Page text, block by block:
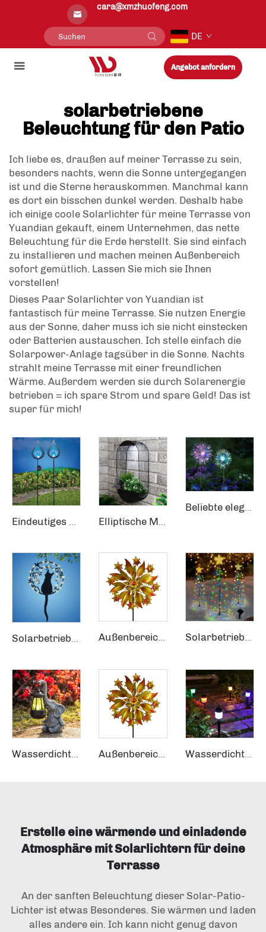
cara@xmzhuofeng.com
DE
Angebot anfordern
solarbetriebene
Beleuchtung für den Patio
Ich liebe es, draußen auf meiner Terrasse zu sein,
besonders nachts, wenn die Sonne untergegangen
ist und die Sterne herauskommen. Manchmal kann
es dort ein bisschen dunkel werden. Deshalb habe
ich einige coole Solarlichter für meine Terrasse von
Yuandian gekauft, einem Unternehmen, das nette
Beleuchtung für die Erde herstellt. Sie sind einfach
zu installieren und machen meinen Außenbereich
sofort gemütlich. Lassen Sie mich sie Ihnen
vorstellen!
Dieses Paar Solarlichter von Yuandian ist
fantastisch für meine Terrasse. Sie nutzen Energie
aus der Sonne, daher muss ich sie nicht einstecken
oder Batterien austauschen. Ich stelle einfach die
Solarpower-Anlage tagsüber in die Sonne. Nachts
strahlt meine Terrasse mit einer freundlichen
Wärme. Außerdem werden sie durch Solarenergie
betrieben = ich spare Strom und spare Geld! Das ist
super für mich!
Eindeutiges Flammen-Design Solarbetriebene Spröde-Glas-Kugel-LED-Gartenpfähle Blaue Solarlichter Außenbereich Elliptische Maschenplanter Garten Außenbereich Witterungsbeständige Solares Bodenlicht Solargesteuerte Wandtopflampe
Beliebte elegante solarbetriebene Gartendekoration mit Licht, Solargartenverzierung
Solarbetriebene Garten LED Hänger Solarleuchte Katzen Gartendekoration Außenbereich Hof Rasen Garten LED Solarbetriebener Metall Wind Spinner Stake Solarbetriebene Dekorationslampe Garten Hof Rasen Weg Party Dekorative Außenbereichs-LED-Weihnachtsbaum Solarleuchten
Wasserdicht Außenbereich Garten Hof Patio Pfad Harz Solargarnitur Yoga-Elefant Skulptur Dekorationslicht Außenbereich Hof Rasen Garten LED Solarbetriebener Metall Wind Spinner Stake Wasserdichte Gartenweg-Pflaster-Festivals-Party-Hochzeits-Außen-Gartenbeleuchtung 6 Farben wechselnde Solartechnik Rasenlichter
Erstelle eine wärmende und einladende
Atmosphäre mit Solarlichtern für deine
Terrasse
An der sanften Beleuchtung dieser Solar-Patio-
Lichter ist etwas Besonderes. Sie wärmen und laden
alles andere ein. Ich kann nicht genug davon